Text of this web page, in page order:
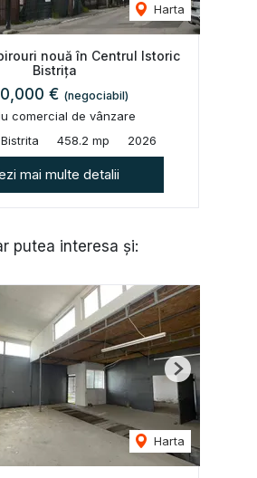
Harta
nouă în Centrul Istoric
Bistrița
€ (negociabil)
comercial de vânzare
458.2 mp 2026
mai multe detalii
putea interesa și:
Harta
Next